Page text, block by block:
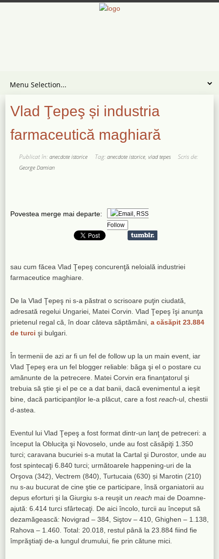
Vlad Ţepeş și industria
farmaceutică maghiară
Publicat în:anecdote istorice Tag:anecdote istorice,vlad tepes Scris de:
George Damian
Povestea merge mai departe:
Follow
sau cum făcea Vlad Ţepeş concurenţă neloială industriei
farmaceutice maghiare.
De la Vlad Ţepeş ni s-a păstrat o scrisoare puţin ciudată,
adresată regelui Ungariei, Matei Corvin. Vlad Ţepeş îşi anunţa
prietenul regal că, în doar câteva săptămâni,a căsăpit 23.884
de turci şi bulgari.
În termenii de azi ar fi un fel de follow up la un main event, iar
Vlad Ţepeş era un fel blogger reliable: băga şi el o postare cu
amănunte de la petrecere. Matei Corvin era finanţatorul şi
trebuia să ştie şi el pe ce a dat banii, dacă evenimentul a ieşit
bine, dacă participanţilor le-a plăcut, care a fostreach-ul, chestii
d-astea.
Eventul lui Vlad Ţepeş a fost format dintr-un lanţ de petreceri: a
început la Obluciţa şi Novoselo, unde au fost căsăpiţi 1.350
turci; caravana bucuriei s-a mutat la Cartal şi Durostor, unde au
fost spintecaţi 6.840 turci; următoarele happening-uri de la
Orşova (342), Vectrem (840), Turtucaia (630) și Marotin (210)
nu s-au bucurat de cine ştie ce participare, însă organiatorii au
depus eforturi şi la Giurgiu s-a reuşit unreach mai de Doamne-
ajută: 6.414 turci sfârtecaţi. De aici încolo, turcii au început să
dezamăgească: Novigrad – 384, Siştov – 410, Ghighen – 1.138,
Rahova – 1.460. Total: 20.018, restul până la 23.884 fiind fie
împrăştiaţi de-a lungul drumului, fie prin cătune mici.